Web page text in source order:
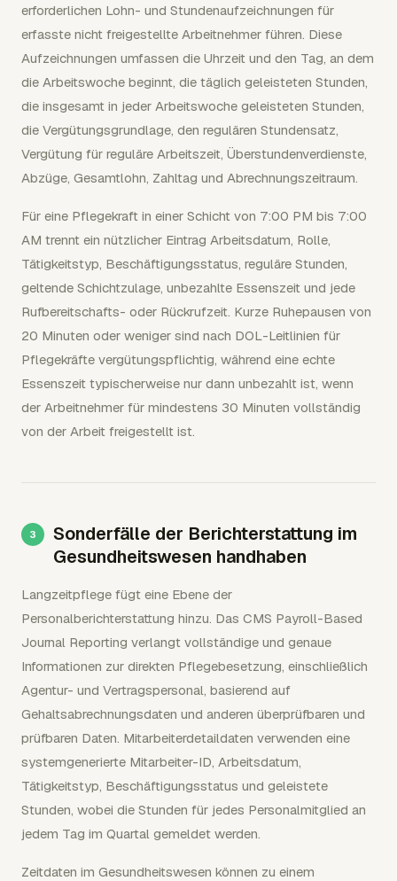
erforderlichen Lohn- und Stundenaufzeichnungen für
erfasste nicht freigestellte Arbeitnehmer führen. Diese
Aufzeichnungen umfassen die Uhrzeit und den Tag, an dem
die Arbeitswoche beginnt, die täglich geleisteten Stunden,
die insgesamt in jeder Arbeitswoche geleisteten Stunden,
die Vergütungsgrundlage, den regulären Stundensatz,
Vergütung für reguläre Arbeitszeit, Überstundenverdienste,
Abzüge, Gesamtlohn, Zahltag und Abrechnungszeitraum.
Für eine Pflegekraft in einer Schicht von 7:00 PM bis 7:00
AM trennt ein nützlicher Eintrag Arbeitsdatum, Rolle,
Tätigkeitstyp, Beschäftigungsstatus, reguläre Stunden,
geltende Schichtzulage, unbezahlte Essenszeit und jede
Rufbereitschafts- oder Rückrufzeit. Kurze Ruhepausen von
20 Minuten oder weniger sind nach DOL-Leitlinien für
Pflegekräfte vergütungspflichtig, während eine echte
Essenszeit typischerweise nur dann unbezahlt ist, wenn
der Arbeitnehmer für mindestens 30 Minuten vollständig
von der Arbeit freigestellt ist.
Sonderfälle der Berichterstattung im
Gesundheitswesen handhaben
Langzeitpflege fügt eine Ebene der
Personalberichterstattung hinzu. Das CMS Payroll-Based
Journal Reporting verlangt vollständige und genaue
Informationen zur direkten Pflegebesetzung, einschließlich
Agentur- und Vertragspersonal, basierend auf
Gehaltsabrechnungsdaten und anderen überprüfbaren und
prüfbaren Daten. Mitarbeiterdetaildaten verwenden eine
systemgenerierte Mitarbeiter-ID, Arbeitsdatum,
Tätigkeitstyp, Beschäftigungsstatus und geleistete
Stunden, wobei die Stunden für jedes Personalmitglied an
jedem Tag im Quartal gemeldet werden.
Zeitdaten im Gesundheitswesen können zu einem